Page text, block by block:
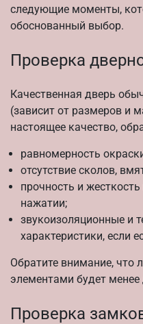
следующие моменты,
обоснованный выбор.
Проверка
Качественная дверь
(зависит от размеров и
настоящее качество,
равномерность
отсутствие сколов,
прочность и
нажатии;
звукоизоляционные и
характеристики, если
Обратите внимание, что
элементами будет менее
Проверка